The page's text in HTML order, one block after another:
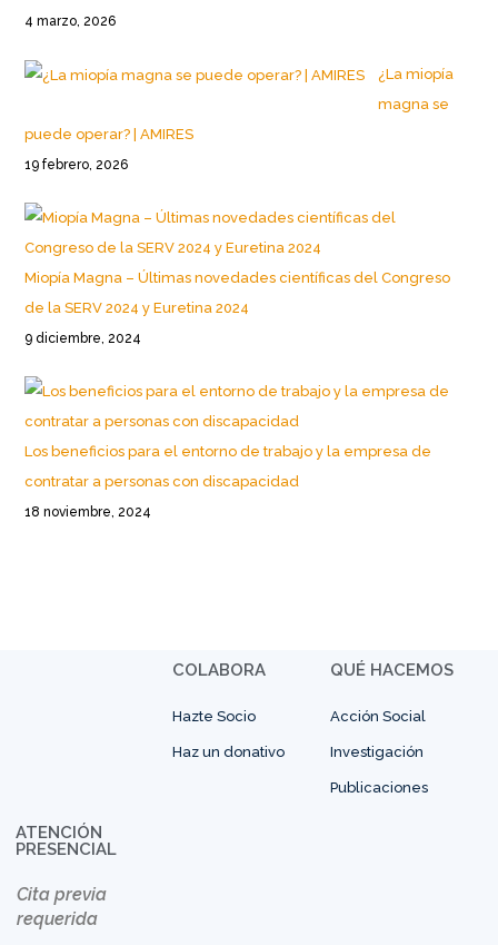
4 marzo, 2026
¿La miopía
magna se
puede operar? | AMIRES
19 febrero, 2026
Miopía Magna – Últimas novedades científicas del Congreso
de la SERV 2024 y Euretina 2024
9 diciembre, 2024
Los beneficios para el entorno de trabajo y la empresa de
contratar a personas con discapacidad
18 noviembre, 2024
COLABORA
Hazte Socio
Haz un donativo
QUÉ HACEMOS
Acción Social
Investigación
Publicaciones
ATENCIÓN
PRESENCIAL
Cita previa
requerida